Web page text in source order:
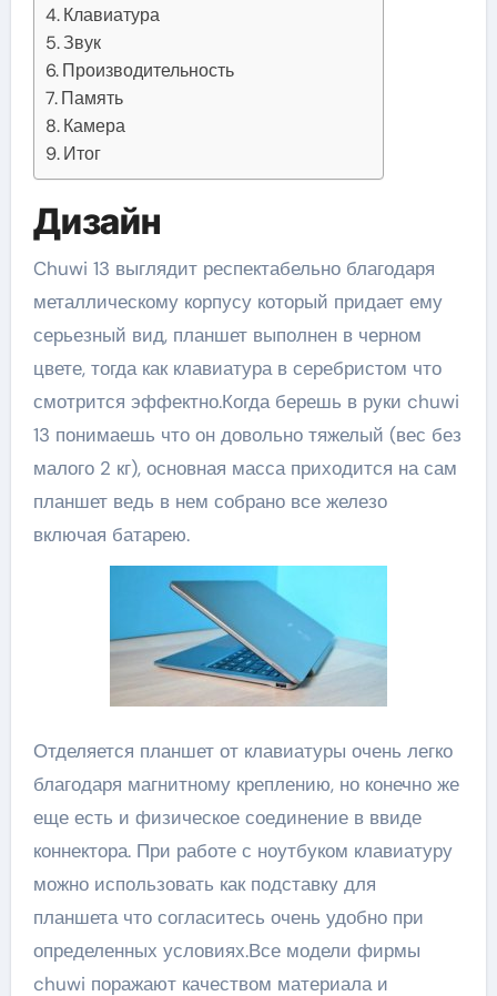
Клавиатура
Звук
Производительность
Память
Камера
Итог
Дизайн
Chuwi 13 выглядит респектабельно благодаря
металлическому корпусу который придает ему
серьезный вид, планшет выполнен в черном
цвете, тогда как клавиатура в серебристом что
смотрится эффектно.Когда берешь в руки chuwi
13 понимаешь что он довольно тяжелый (вес без
малого 2 кг), основная масса приходится на сам
планшет ведь в нем собрано все железо
включая батарею.
Отделяется планшет от клавиатуры очень легко
благодаря магнитному креплению, но конечно же
еще есть и физическое соединение в ввиде
коннектора. При работе с ноутбуком клавиатуру
можно использовать как подставку для
планшета что согласитесь очень удобно при
определенных условиях.Все модели фирмы
chuwi поражают качеством материала и